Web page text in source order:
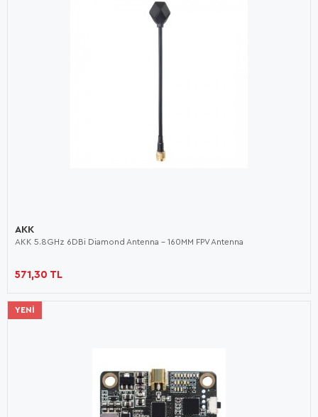
AKK
AKK 5.8GHz 6DBi Diamond Antenna - 160MM FPV Antenna
571,30 TL
YENI